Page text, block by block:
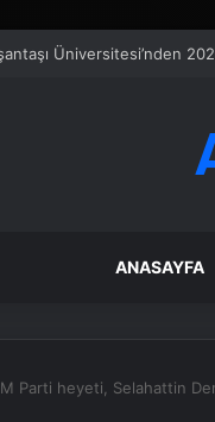
İnternet Nedir ve Ev
ANASAYFA
Parti heyeti, Selahattin